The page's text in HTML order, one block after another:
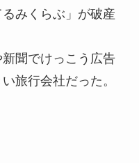
みくらぶ」が破産
新聞でけっこう広告
旅行会社だった。